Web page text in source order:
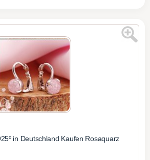
in Deutschland Kaufen Rosaquarz